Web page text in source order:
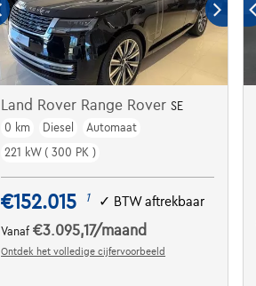
Land Rover Range RoverSE
0 km
Diesel
Automaat
221 kW ( 300 PK )
€152.015 1 ✓ BTW aftrekbaar
Vanaf€3.095,17/maand
Ontdek het volledige cijfervoorbeeld